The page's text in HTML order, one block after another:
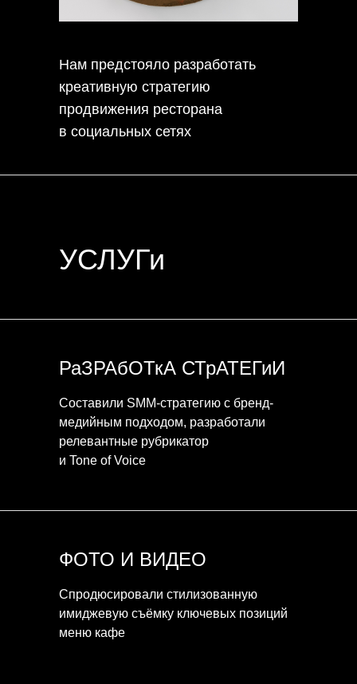
Нам предстояло разработать
креативную стратегию
продвижения ресторана
в социальных сетях
УСЛУГи
РаЗРАбОТкА СТрАТЕГиИ
Составили SMM-стратегию с бренд-
медийным подходом, разработали
релевантные рубрикатор
и Tone of Voice
ФОТО И ВИДЕО
Спродюсировали стилизованную
имиджевую съёмку ключевых позиций
меню кафе